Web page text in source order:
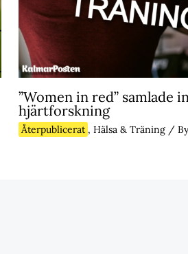
”Women in red” samlade
hjärtforskning
Återpublicerat , Hälsa & Träning/